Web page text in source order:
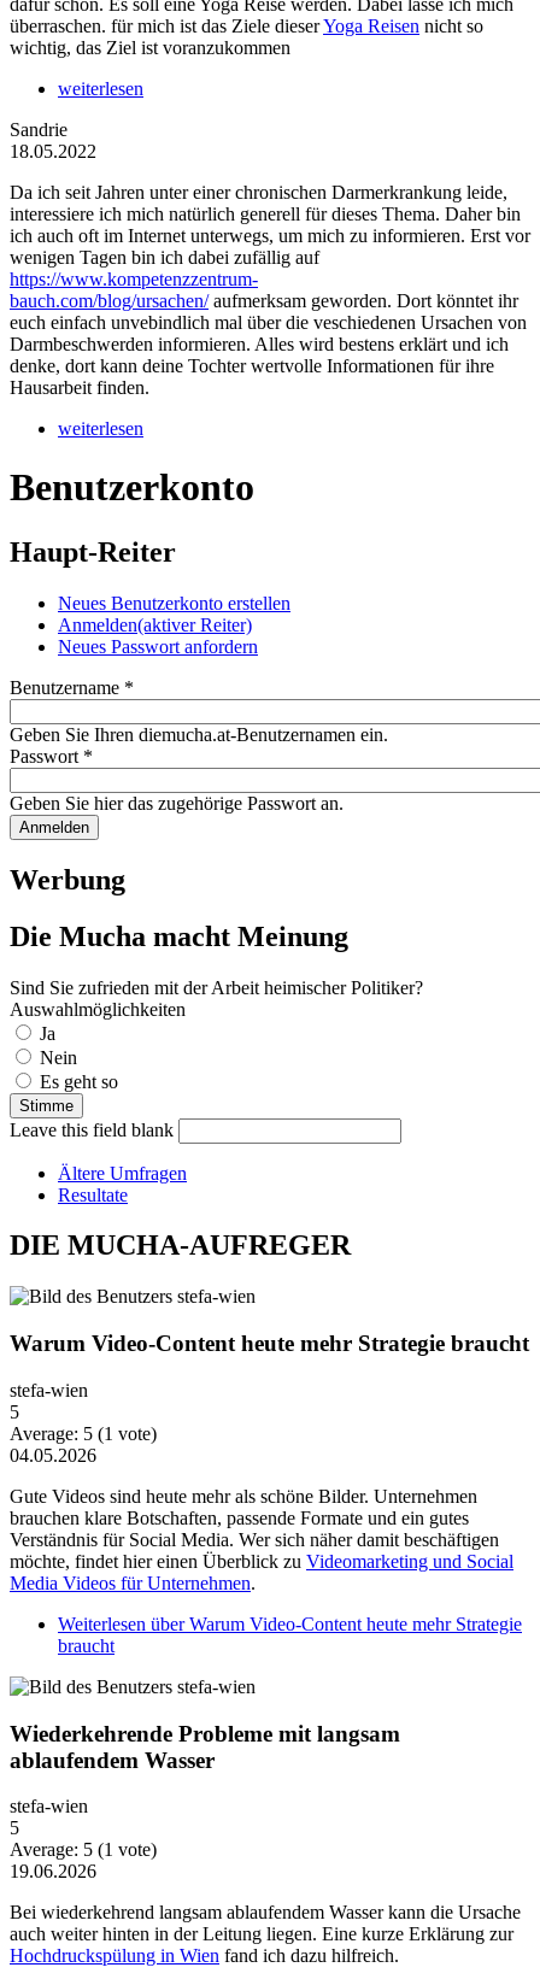
dafür schon. Es soll eine Yoga Reise werden. Dabei lasse ich mich
überraschen. für mich ist das Ziele dieserYoga Reisen nicht so
wichtig, das Ziel ist voranzukommen
weiterlesen
Sandrie
18.05.2022
Da ich seit Jahren unter einer chronischen Darmerkrankung leide,
interessiere ich mich natürlich generell für dieses Thema. Daher bin
ich auch oft im Internet unterwegs, um mich zu informieren. Erst vor
wenigen Tagen bin ich dabei zufällig auf
https://www.kompetenzzentrum-
bauch.com/blog/ursachen/aufmerksam geworden. Dort könntet ihr
euch einfach unvebindlich mal über die veschiedenen Ursachen von
Darmbeschwerden informieren. Alles wird bestens erklärt und ich
denke, dort kann deine Tochter wertvolle Informationen für ihre
Hausarbeit finden.
weiterlesen
Benutzerkonto
Haupt-Reiter
Neues Benutzerkonto erstellen
Anmelden(aktiver Reiter)
Neues Passwort anfordern
Benutzername *
Geben Sie Ihren diemucha.at-Benutzernamen ein.
Passwort *
Geben Sie hier das zugehörige Passwort an.
Werbung
Die Mucha macht Meinung
Sind Sie zufrieden mit der Arbeit heimischer Politiker?
Auswahlmöglichkeiten
Ja
Nein
Es geht so
Leave this field blank
Ältere Umfragen
Resultate
DIE MUCHA-AUFREGER
Warum Video-Content heute mehr Strategie braucht
stefa-wien
5
Average: 5 (1 vote)
04.05.2026
Gute Videos sind heute mehr als schöne Bilder. Unternehmen
brauchen klare Botschaften, passende Formate und ein gutes
Verständnis für Social Media. Wer sich näher damit beschäftigen
möchte, findet hier einen Überblick zu Videomarketing und Social
Media Videos für Unternehmen.
Weiterlesen über Warum Video-Content heute mehr Strategie
braucht
Wiederkehrende Probleme mit langsam
ablaufendem Wasser
stefa-wien
5
Average: 5 (1 vote)
19.06.2026
Bei wiederkehrend langsam ablaufendem Wasser kann die Ursache
auch weiter hinten in der Leitung liegen. Eine kurze Erklärung zur
Hochdruckspülung in Wien fand ich dazu hilfreich.